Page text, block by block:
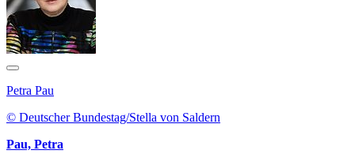
Petra Pau
© Deutscher Bundestag/Stella von Saldern
Pau, Petra